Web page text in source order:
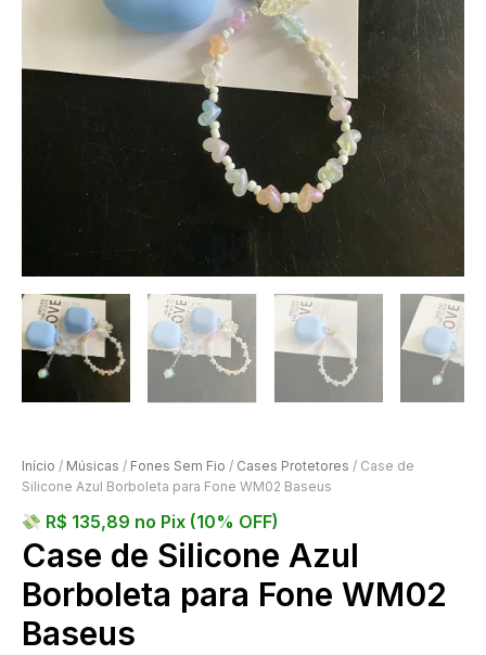
Início / Músicas / Fones Sem Fio / Cases Protetores / Case de
Silicone Azul Borboleta para Fone WM02 Baseus
R$ 135,89 no Pix (10% OFF)
Case de Silicone Azul
Borboleta para Fone WM02
Baseus